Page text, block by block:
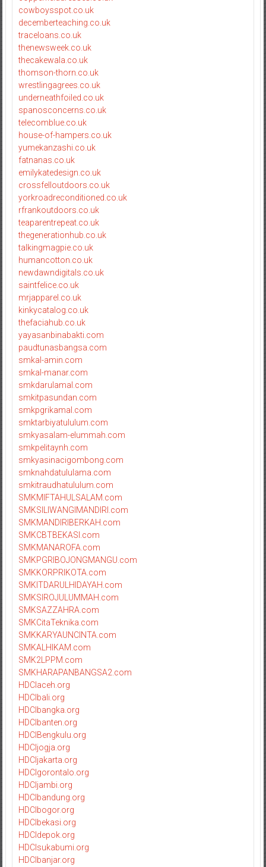
cowboysspot.co.uk
decemberteaching.co.uk
traceloans.co.uk
thenewsweek.co.uk
thecakewala.co.uk
thomson-thorn.co.uk
wrestlingagrees.co.uk
underneathfoiled.co.uk
spanosconcerns.co.uk
telecomblue.co.uk
house-of-hampers.co.uk
yumekanzashi.co.uk
fatnanas.co.uk
emilykatedesign.co.uk
crossfelloutdoors.co.uk
yorkroadreconditioned.co.uk
rfrankoutdoors.co.uk
teaparentrepeat.co.uk
thegenerationhub.co.uk
talkingmagpie.co.uk
humancotton.co.uk
newdawndigitals.co.uk
saintfelice.co.uk
mrjapparel.co.uk
kinkycatalog.co.uk
thefaciahub.co.uk
yayasanbinabakti.com
paudtunasbangsa.com
smkal-amin.com
smkal-manar.com
smkdarulamal.com
smkitpasundan.com
smkpgrikamal.com
smktarbiyatululum.com
smkyasalam-elummah.com
smkpelitaynh.com
smkyasinacigombong.com
smknahdatululama.com
smkitraudhatululum.com
SMKMIFTAHULSALAM.com
SMKSILIWANGIMANDIRI.com
SMKMANDIRIBERKAH.com
SMKCBTBEKASI.com
SMKMANAROFA.com
SMKPGRIBOJONGMANGU.com
SMKKORPRIKOTA.com
SMKITDARULHIDAYAH.com
SMKSIROJULUMMAH.com
SMKSAZZAHRA.com
SMKCitaTeknika.com
SMKKARYAUNCINTA.com
SMKALHIKAM.com
SMK2LPPM.com
SMKHARAPANBANGSA2.com
HDCIaceh.org
HDCIbali.org
HDCIbangka.org
HDCIbanten.org
HDCIBengkulu.org
HDCIjogja.org
HDCIjakarta.org
HDCIgorontalo.org
HDCIjambi.org
HDCIbandung.org
HDCIbogor.org
HDCIbekasi.org
HDCIdepok.org
HDCIsukabumi.org
HDCIbanjar.org